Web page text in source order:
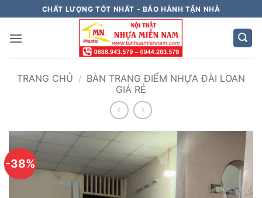
qua
nội
CHẤT LƯỢNG TỐT NHẤT - BẢO HÀNH TẬN NHÀ
TRANG CHỦ / BÀN TRANG ĐIỂM NHỰA ĐÀI LOAN
GIÁ RẺ
-38%